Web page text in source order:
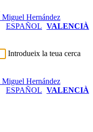
ESPAÑOL VALENCIÀ
Introdueix la teua cerca
ESPAÑOL VALENCIÀ